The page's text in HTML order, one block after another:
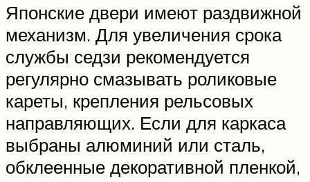
Японские двери имеют раздвижной
механизм. Для увеличения срока
службы седзи рекомендуется
регулярно смазывать роликовые
кареты, крепления рельсовых
направляющих. Если для каркаса
выбраны алюминий или сталь,
обклеенные декоративной пленкой,